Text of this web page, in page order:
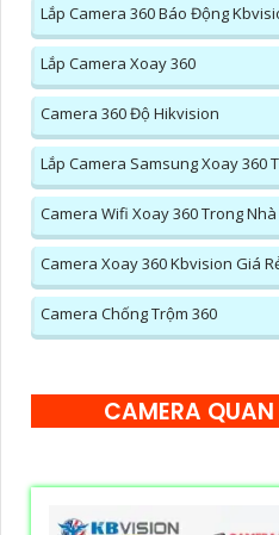
Lắp Camera 360 Báo Động
Lắp Camera Xoay 360
Camera 360 Độ Hikvision
Lắp Camera Samsung Xoay 360
Camera Wifi Xoay 360 Trong
Camera Xoay 360 Kbvision Giá
Camera Chống Trộm 360
CAMERA